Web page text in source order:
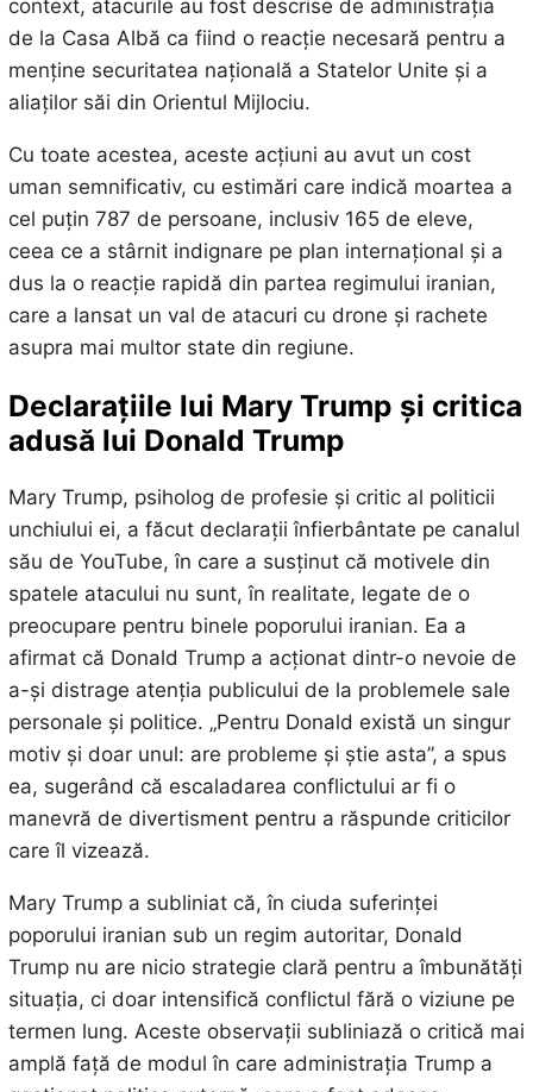
context, atacurile au fost descrise de administrația
de la Casa Albă ca fiind o reacție necesară pentru a
menține securitatea națională a Statelor Unite și a
aliaților săi din Orientul Mijlociu.
Cu toate acestea, aceste acțiuni au avut un cost
uman semnificativ, cu estimări care indică moartea a
cel puțin 787 de persoane, inclusiv 165 de eleve,
ceea ce a stârnit indignare pe plan internațional și a
dus la o reacție rapidă din partea regimului iranian,
care a lansat un val de atacuri cu drone și rachete
asupra mai multor state din regiune.
Declarațiile lui Mary Trump și critica
adusă lui Donald Trump
Mary Trump, psiholog de profesie și critic al politicii
unchiului ei, a făcut declarații înfierbântate pe canalul
său de YouTube, în care a susținut că motivele din
spatele atacului nu sunt, în realitate, legate de o
preocupare pentru binele poporului iranian. Ea a
afirmat că Donald Trump a acționat dintr-o nevoie de
a-și distrage atenția publicului de la problemele sale
personale și politice. „Pentru Donald există un singur
motiv și doar unul: are probleme și știe asta”, a spus
ea, sugerând că escaladarea conflictului ar fi o
manevră de divertisment pentru a răspunde criticilor
care îl vizează.
Mary Trump a subliniat că, în ciuda suferinței
poporului iranian sub un regim autoritar, Donald
Trump nu are nicio strategie clară pentru a îmbunătăți
situația, ci doar intensifică conflictul fără o viziune pe
termen lung. Aceste observații subliniază o critică mai
amplă față de modul în care administrația Trump a